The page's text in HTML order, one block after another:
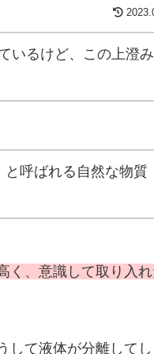
いるけど、この上澄
と呼ばれる自然な物質
く、意識して取り入
して液体が分離して